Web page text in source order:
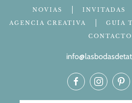
NOVIAS INVITADAS
AGENCIA CREATIVA
GUÍA
CONTACTO